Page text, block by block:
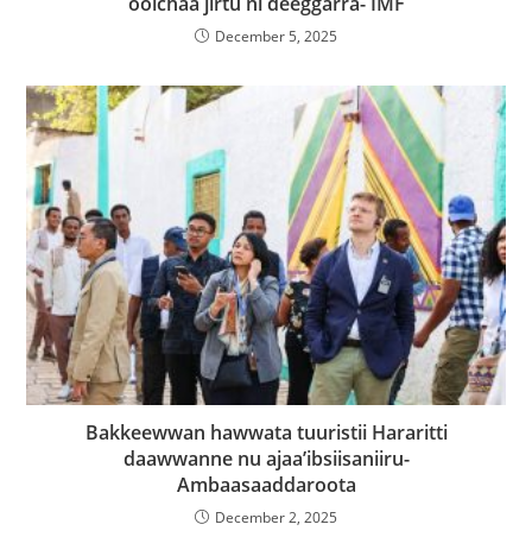
December 5, 2025
Bakkeewwan hawwata tuuristii Hararitti
daawwanne nu ajaa’ibsiisaniiru-
Ambaasaaddaroota
December 2, 2025